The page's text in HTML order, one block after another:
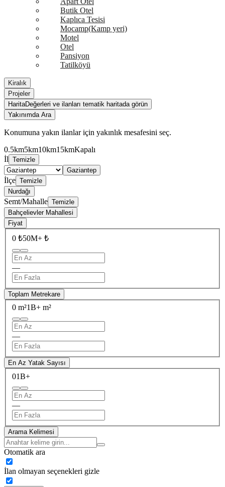
Butik Otel
Kaplıca Tesisi
Mocamp(Kamp yeri)
Motel
Otel
Pansiyon
Tatilköyü
Kiralık
Projeler
HaritaDeğerleri ve ilanları tematik haritada görün
Yakınımda Ara
Konumuna yakın ilanlar için yakınlık mesafesini seç.
0.5km5km10km15kmKapalı
İl Temizle
Gaziantep
İlçe Temizle
Nurdağı
Semt/Mahalle Temizle
Bahçelievler Mahallesi
Fiyat
0 ₺50M+ ₺
—
Toplam Metrekare
0 m²1B+ m²
—
En Az Yatak Sayısı
01B+
—
Arama Kelimesi
Otomatik ara
İlan olmayan seçenekleri gizle